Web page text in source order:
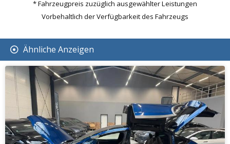
* Fahrzeugpreis zuzüglich ausgewählter Leistungen
Vorbehaltlich der Verfügbarkeit des Fahrzeugs
Ähnliche Anzeigen